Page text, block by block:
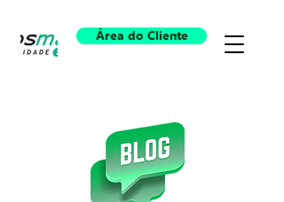
Área do Cliente